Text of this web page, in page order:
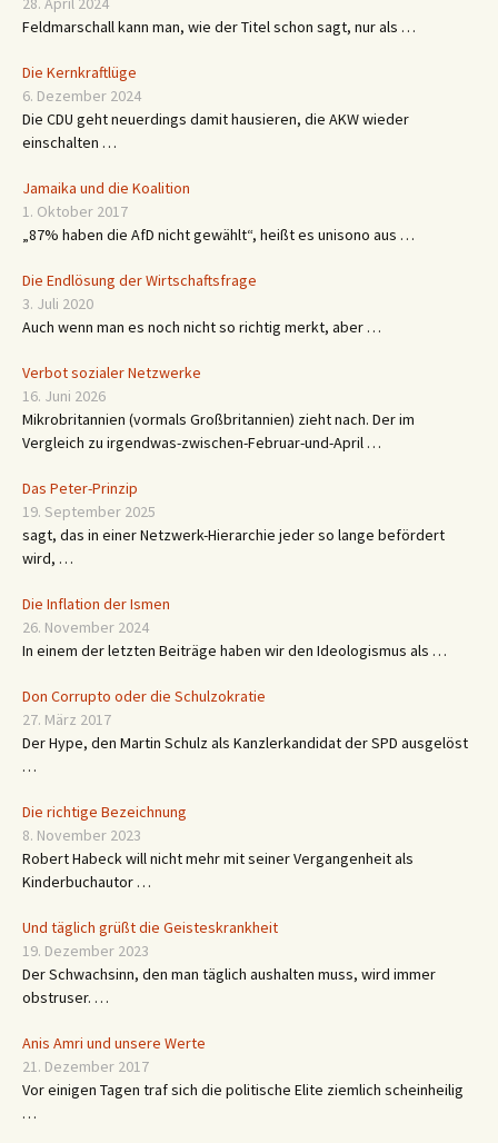
Feldmarschall kann man, wie der Titel schon sagt, nur als …
Die Kernkraftlüge
6. Dezember 2024
Die CDU geht neuerdings damit hausieren, die AKW wieder
einschalten …
Jamaika und die Koalition
1. Oktober 2017
„87% haben die AfD nicht gewählt“, heißt es unisono aus …
Die Endlösung der Wirtschaftsfrage
3. Juli 2020
Auch wenn man es noch nicht so richtig merkt, aber …
Verbot sozialer Netzwerke
16. Juni 2026
Mikrobritannien (vormals Großbritannien) zieht nach. Der im
Vergleich zu irgendwas-zwischen-Februar-und-April …
Das Peter-Prinzip
19. September 2025
sagt, das in einer Netzwerk-Hierarchie jeder so lange befördert
wird, …
Die Inflation der Ismen
26. November 2024
In einem der letzten Beiträge haben wir den Ideologismus als …
Don Corrupto oder die Schulzokratie
27. März 2017
Der Hype, den Martin Schulz als Kanzlerkandidat der SPD ausgelöst
…
Die richtige Bezeichnung
8. November 2023
Robert Habeck will nicht mehr mit seiner Vergangenheit als
Kinderbuchautor …
Und täglich grüßt die Geisteskrankheit
19. Dezember 2023
Der Schwachsinn, den man täglich aushalten muss, wird immer
obstruser. …
Anis Amri und unsere Werte
21. Dezember 2017
Vor einigen Tagen traf sich die politische Elite ziemlich scheinheilig
…